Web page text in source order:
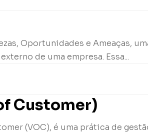
Oportunidades e Ameaças,
de uma empresa. Essa...
Customer)
(VOC), é uma prática de